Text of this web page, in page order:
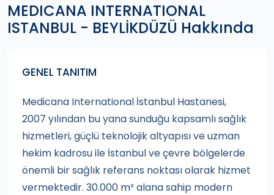
MEDICANA INTERNATIONAL
ISTANBUL - BEYLİKDÜZÜ Hakkında
GENEL TANITIM
Medicana International İstanbul Hastanesi,
2007 yılından bu yana sunduğu kapsamlı sağlık
hizmetleri, güçlü teknolojik altyapısı ve uzman
hekim kadrosu ile İstanbul ve çevre bölgelerde
önemli bir sağlık referans noktası olarak hizmet
vermektedir. 30.000 m² alana sahip modern